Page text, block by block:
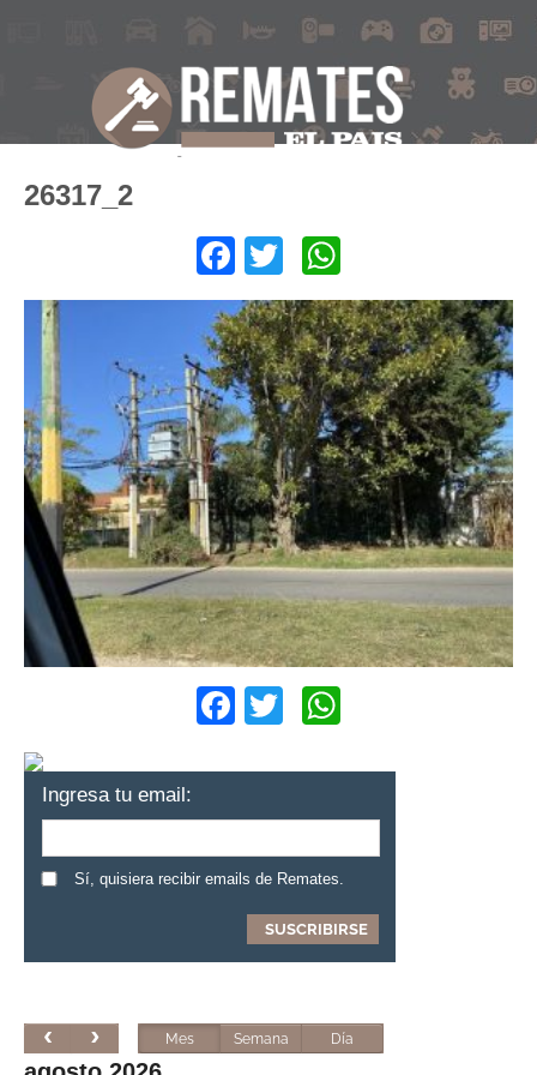
26317_2
Facebook
Twitter
Facebook
Twitter
Ingresa tu email:
Sí, quisiera recibir emails de Remates.
Mes Semana Día